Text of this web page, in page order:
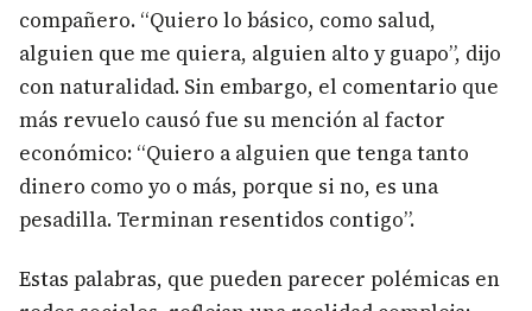
compañero. “Quiero lo básico, como salud,
alguien que me quiera, alguien alto y guapo”, dijo
con naturalidad. Sin embargo, el comentario que
más revuelo causó fue su mención al factor
económico: “Quiero a alguien que tenga tanto
dinero como yo o más, porque si no, es una
pesadilla. Terminan resentidos contigo”.
Estas palabras, que pueden parecer polémicas en